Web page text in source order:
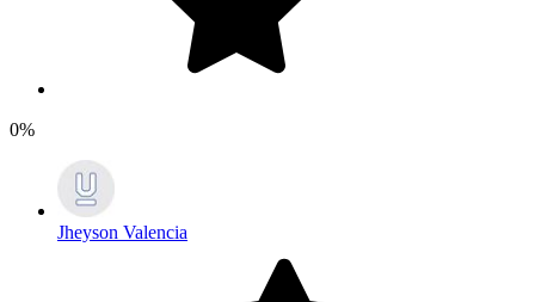
0%
Jheyson Valencia